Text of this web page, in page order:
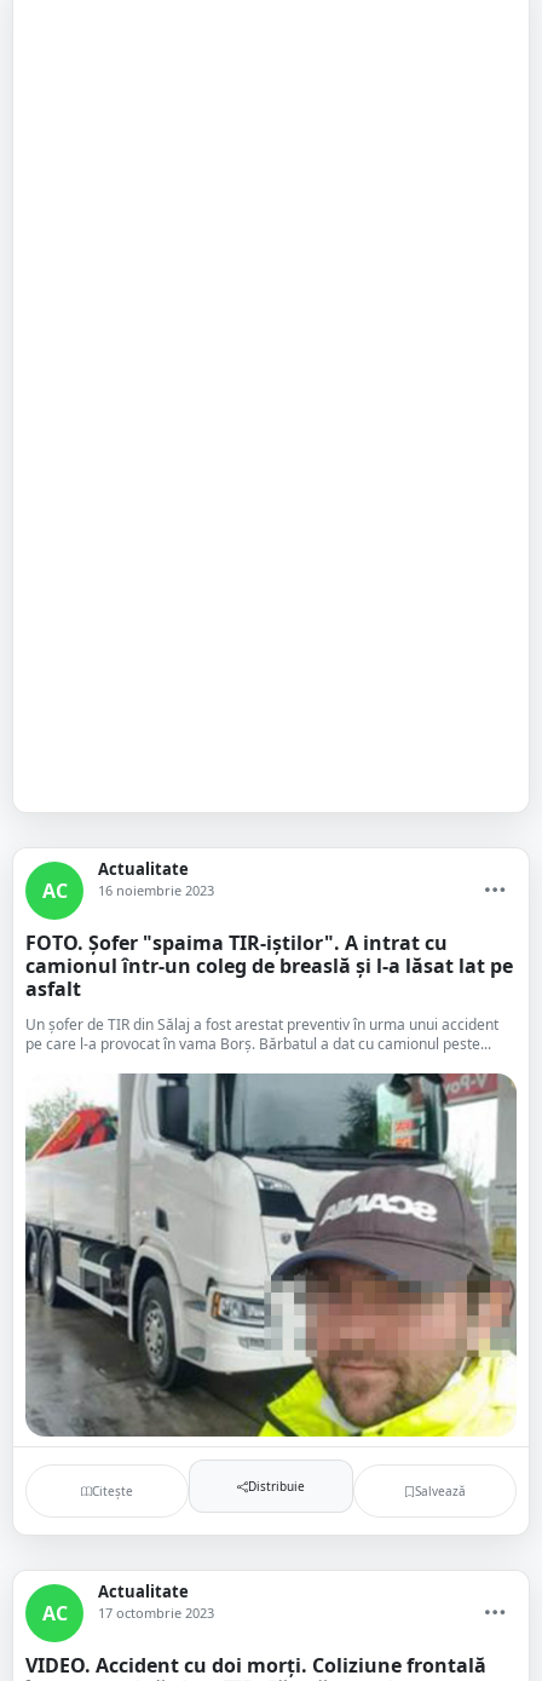
AC
Actualitate
16 noiembrie 2023
FOTO. Șofer "spaima TIR-iștilor". A intrat cu
camionul într-un coleg de breaslă și l-a lăsat lat pe
asfalt
Un șofer de TIR din Sălaj a fost arestat preventiv în urma unui accident
pe care l-a provocat în vama Borș. Bărbatul a dat cu camionul peste...
Citește Distribuie Salvează
AC
Actualitate
17 octombrie 2023
VIDEO. Accident cu doi morți. Coliziune frontală